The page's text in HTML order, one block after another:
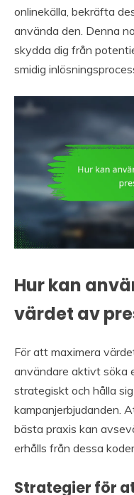
onlinekälla, bekräfta
använda den. Denna
skydda dig från
smidig
Hur kan
värdet av
För att maximera
användare aktivt söka
strategiskt och hålla
kampanjerbjudanden.
bästa praxis kan
erhålls från dessa
Strategier för